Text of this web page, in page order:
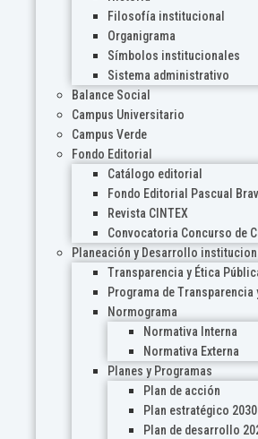
Filosofía institucional
Organigrama
Símbolos institucionales
Sistema administrativo
Balance Social
Campus Universitario
Campus Verde
Fondo Editorial
Catálogo editorial
Fondo Editorial Pascual
Revista CINTEX
Convocatoria Concurso de
Planeación y Desarrollo
Transparencia y Ética
Programa de Transparencia
Normograma
Normativa Interna
Normativa Externa
Planes y Programas
Plan de acción
Plan estratégico 2030
Plan de desarrollo